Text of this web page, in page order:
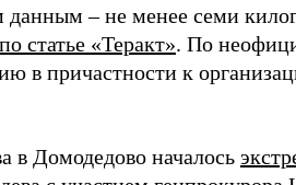
данным – не менее семи
статье «Теракт». По
в причастности к
в Домодедово началось